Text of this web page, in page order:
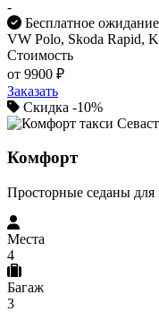
-
Бесплатное ожидание
VW Polo, Skoda Rapid,
Стоимость
от 9900 ₽
Заказать
Скидка -10%
Комфорт
Просторные седаны для
Места
4
Багаж
3